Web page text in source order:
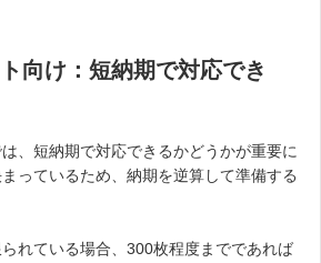
向け：短納期で対応でき
、短納期で対応できるかどうかが重要に
っているため、納期を逆算して準備する
れている場合、300枚程度までであれば